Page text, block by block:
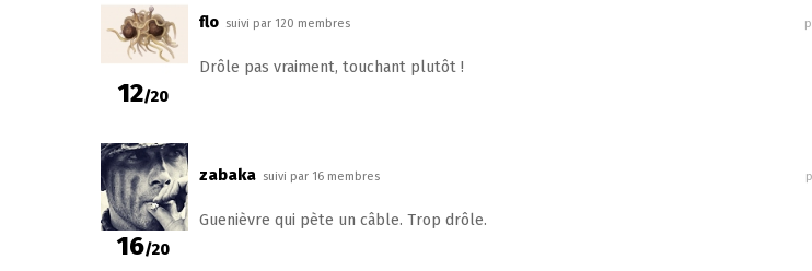
12/20
flo suivi par 120 membres
Drôle pas vraiment, touchant plutôt !
16/20
zabaka suivi par 16 membres
Guenièvre qui pète un câble. Trop drôle.